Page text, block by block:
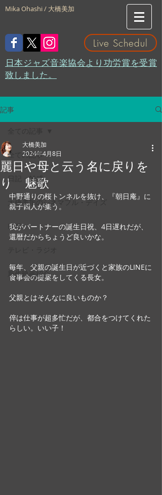
Mika Ohashi / 大橋美加
Live Schedul
​日本ジャズ音楽協会より功労賞を受賞
致しました。
記事
全ての記事
日記・雑感
大橋美加のシネマフル・デイズ
LIVE
新作映画紹介
麗日や母と云う名に戻りを
り 魅歌
大橋美加
2024年4月8日
中野通りの桜トンネルを抜け、『朝日庵』に
親子四人が集う。
我がパートナーの誕生日祝、4日遅れだが、
還暦だからちょうど良いかな。
毎年、父親の誕生日が近づくと家族のLINEに
食事会の提案をしてくる長女。
父親とはそんなに良いものか？
倅は仕事が超多忙だが、都合をつけてくれた
らしい。いい子！